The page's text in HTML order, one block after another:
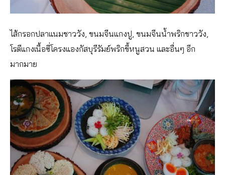
ไส้กรอกปลาแนมชาววัง, ขนมจีนแกงปู, ขนมจีนน้ำพริกชาววัง,
โรตีแกงเนื้อซี่โครงแองกัสบุรีรัมย์พริกขี้หนูสวน และอื่นๆ อีก
มากมาย